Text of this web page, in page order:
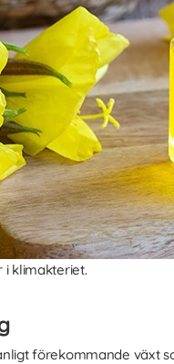
i klimakteriet.
förekommande växt